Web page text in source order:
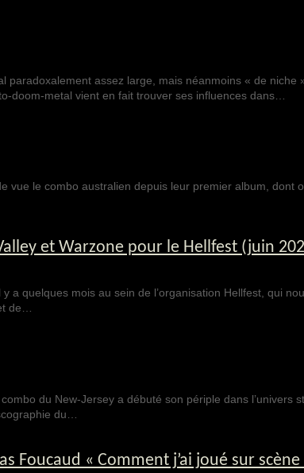
paradoxalement assez large, mais néanmoins « de niche
doom-metal vient en fait trouver ses influences dans…
vue le combo australien depuis leur premier album, dont
et Warzone pour le Hellfest (juin
a quelques mois au sein de l’organisation Hellfest, qui
de…
du New-Jersey a débuté son périple dans l’univers
du…
Foucaud « Comment j’ai joué sur